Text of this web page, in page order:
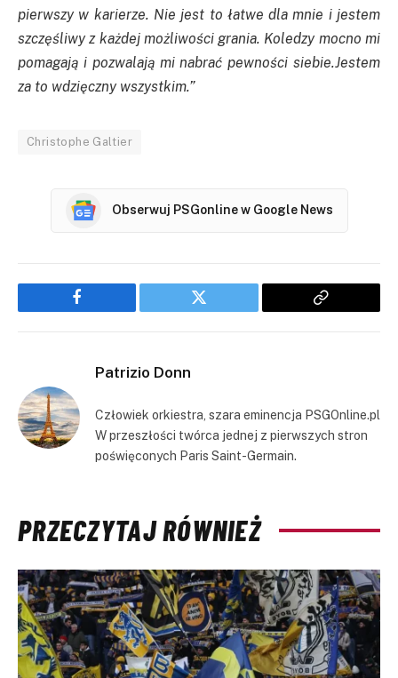
pierwszy w karierze. Nie jest to łatwe dla mnie i jestem
szczęśliwy z każdej możliwości grania. Koledzy mocno mi
pomagają i pozwalają mi nabrać pewności siebie.Jestem
za to wdzięczny wszystkim.”
Christophe Galtier
Obserwuj PSGonline w Google News
Facebook Twitter
Copy
Patrizio Donn
Człowiek orkiestra, szara eminencja PSGOnline.pl
W przeszłości twórca jednej z pierwszych stron
poświęconych Paris Saint-Germain.
PRZECZYTAJ RÓWNIEŻ